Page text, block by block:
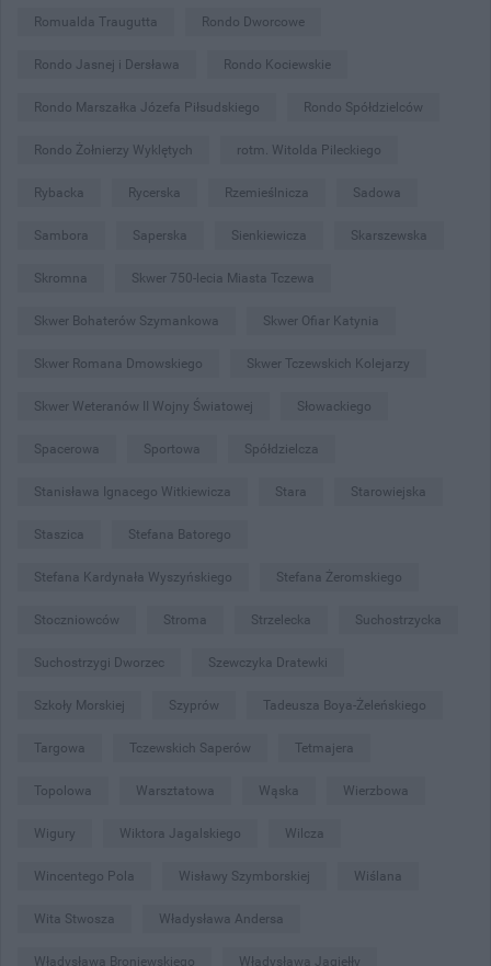
Romualda Traugutta Rondo Dworcowe
Rondo Jasnej i Dersława Rondo Kociewskie
Rondo Marszałka Józefa Piłsudskiego Rondo Spółdzielców
Rondo Żołnierzy Wyklętych rotm. Witolda Pileckiego
Rybacka Rycerska Rzemieślnicza Sadowa
Sambora Saperska Sienkiewicza Skarszewska
Skromna Skwer 750-lecia Miasta Tczewa
Skwer Bohaterów Szymankowa Skwer Ofiar Katynia
Skwer Romana Dmowskiego Skwer Tczewskich Kolejarzy
Skwer Weteranów II Wojny Światowej Słowackiego
Spacerowa Sportowa Spółdzielcza
Stanisława Ignacego Witkiewicza Stara Starowiejska
Staszica Stefana Batorego
Stefana Kardynała Wyszyńskiego Stefana Żeromskiego
Stoczniowców Stroma Strzelecka Suchostrzycka
Suchostrzygi Dworzec Szewczyka Dratewki
Szkoły Morskiej Szyprów Tadeusza Boya-Żeleńskiego
Targowa Tczewskich Saperów Tetmajera
Topolowa Warsztatowa Wąska Wierzbowa
Wigury Wiktora Jagalskiego Wilcza
Wincentego Pola Wisławy Szymborskiej Wiślana
Wita Stwosza Władysława Andersa
Władysława Broniewskiego Władysława Jagiełły